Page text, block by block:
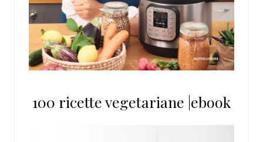
100 ricette vegetariane |ebook